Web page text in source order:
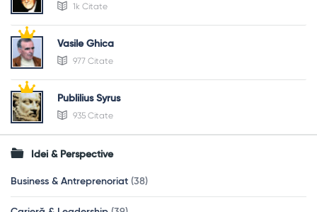
1k Citate
Vasile Ghica
977 Citate
Publilius Syrus
935 Citate
Idei & Perspective
Business & Antreprenoriat (38)